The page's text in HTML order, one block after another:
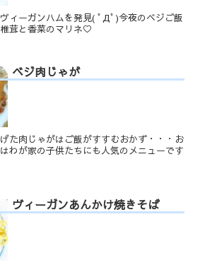
ィーガンハムを発見( ﾟДﾟ)今夜のベジご飯
茸と香菜のマリネ♡
ベジ肉じゃが
た肉じゃがはご飯がすすむおかず・・・お
わが家の子供たちにも人気のメニューです
ヴィーガンあんかけ焼きそば